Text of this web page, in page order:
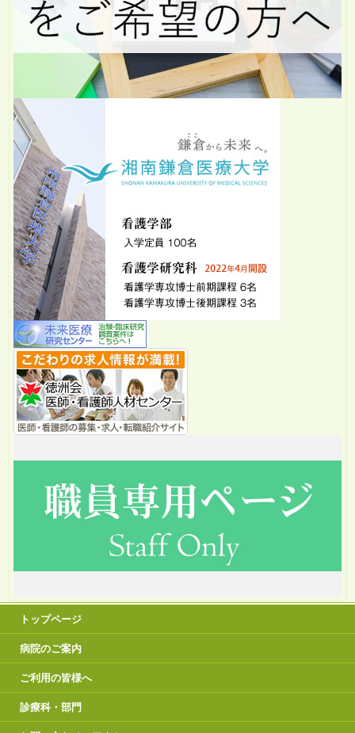
トップページ
病院のご案内
ご利用の皆様へ
診療科・部門